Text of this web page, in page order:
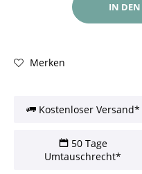
IN DEN
Merken
Kostenloser Versand*
50 Tage
Umtauschrecht*